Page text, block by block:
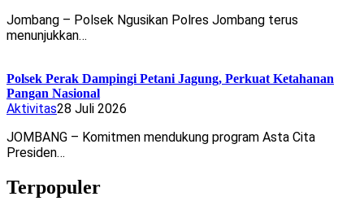
Jombang – Polsek Ngusikan Polres Jombang terus
menunjukkan…
Polsek Perak Dampingi Petani Jagung, Perkuat Ketahanan
Pangan Nasional
Aktivitas28 Juli 2026
JOMBANG – Komitmen mendukung program Asta Cita
Presiden…
Terpopuler